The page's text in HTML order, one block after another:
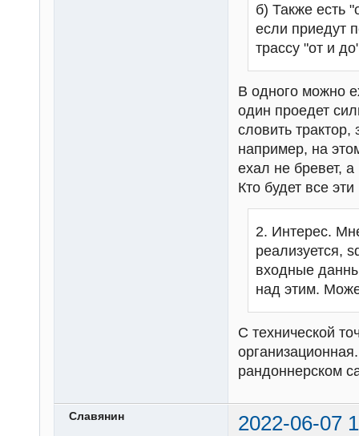
б) Также есть
если приедут
трассу "от и
В одного можно
один проедет
словить
например, на
ехал не бревет,
Кто будет все
2. Интерес.
реализуется,
входные
над этим.
С технической
рандоннерском
Славянин 2022-06-07